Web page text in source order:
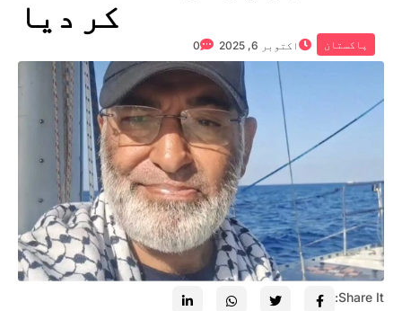
کر دیا
پاکستان اکتوبر 6, 2025 0
Share It: